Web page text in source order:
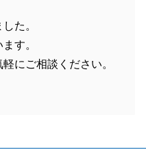
た。
す。
にご相談ください。